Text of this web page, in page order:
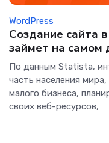
WordPress
Создание сайта
займет на самом
По данным Statista,
часть населения
малого бизнеса,
своих веб-ресурсов,